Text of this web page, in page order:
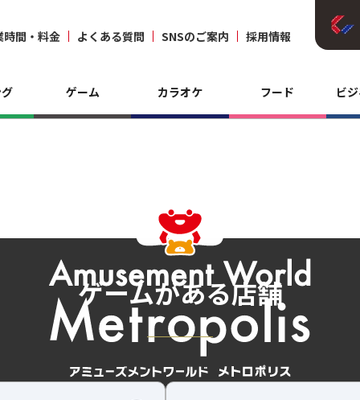
時間・料金 よくある質問 SNSのご案内 採用情報
ゲーム カラオケ フード ビ
ゲームがある店舗